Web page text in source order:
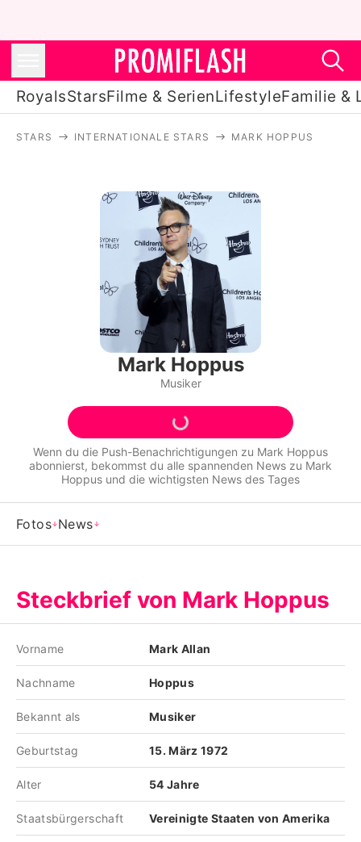
RoyalsStarsFilme & SerienLifestyleFamilie &
Filme & Serien
Lifestyle
Familie & Liebe
Promiflash Exklusiv
Alle Themen auf Promiflash
Jobs
App runterladen
Team
Impressum
Nutzungsbedingungen
Utiq verwalten
STARS INTERNATIONALE STARS MARK HOPPUS
Mark Hoppus
Musiker
Wenn du die Push-Benachrichtigungen zu Mark Hoppus
abonnierst, bekommst du alle spannenden News zu Mark
Hoppus und die wichtigsten News des Tages
Fotos News
Steckbrief von Mark Hoppus
Vorname Mark Allan
Nachname Hoppus
Bekannt als Musiker
Geburtstag 15. März 1972
Alter 54 Jahre
Staatsbürgerschaft Vereinigte Staaten von Amerika